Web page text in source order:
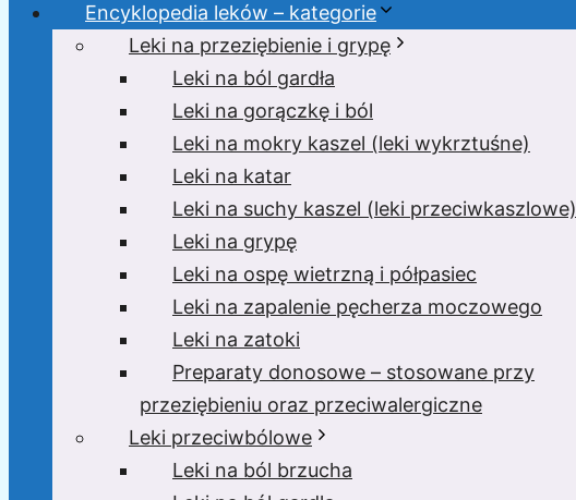
Encyklopedia leków – kategorie
Leki na przeziębienie i grypę
Leki na ból gardła
Leki na gorączkę i ból
Leki na mokry kaszel (leki wykrztuśne)
Leki na katar
Leki na suchy kaszel (leki przeciwkaszlowe)
Leki na grypę
Leki na ospę wietrzną i półpasiec
Leki na zapalenie pęcherza moczowego
Leki na zatoki
Preparaty donosowe – stosowane przy
przeziębieniu oraz przeciwalergiczne
Leki przeciwbólowe
Leki na ból brzucha